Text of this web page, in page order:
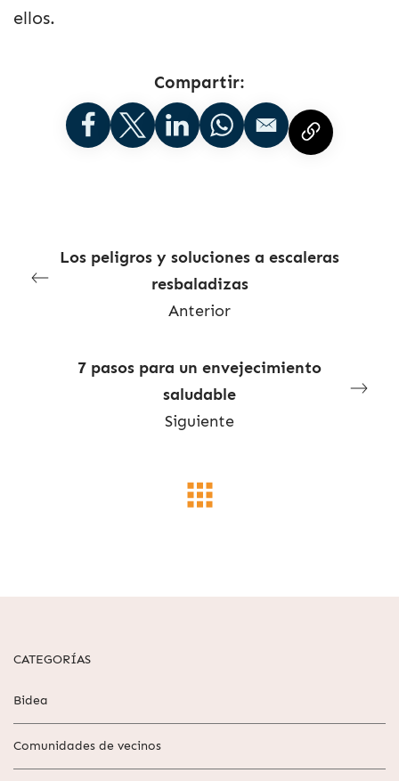
ellos.
Compartir:
Los peligros y soluciones a escaleras
resbaladizas
Anterior
7 pasos para un envejecimiento
saludable
Siguiente
CATEGORÍAS
Bidea
Comunidades de vecinos